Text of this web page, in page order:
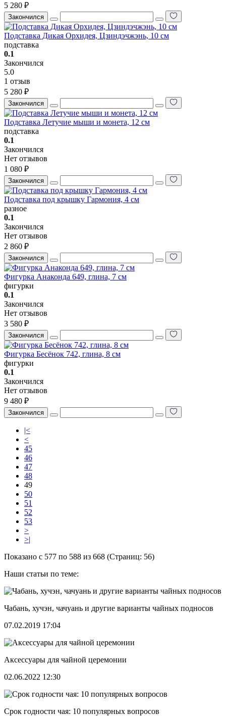
5 280 ₽
Закончился
Подставка Дикая Орхидея, Цзиндэчжэнь, 10 см
подставка
0.1
Закончился
5.0
1 отзыв
5 280 ₽
Закончился
Подставка Летучие мыши и монета, 12 см
подставка
0.1
Закончился
Нет отзывов
1 080 ₽
Закончился
Подставка под крышку Гармония, 4 см
разное
0.1
Закончился
Нет отзывов
2 860 ₽
Закончился
Фигурка Анаконда 649, глина, 7 см
фигурки
0.1
Закончился
Нет отзывов
3 580 ₽
Закончился
Фигурка Бесёнок 742, глина, 8 см
фигурки
0.1
Закончился
Нет отзывов
9 480 ₽
Закончился
|<
<
45
46
47
48
49
50
51
52
53
>
>|
Показано с 577 по 588 из 668 (Страниц: 56)
Наши статьи по теме:
Чабань, хучэн, чачуань и другие варианты чайных подносов
07.02.2019 17:04
Аксессуары для чайной церемонии
02.06.2022 12:30
Срок годности чая: 10 популярных вопросов